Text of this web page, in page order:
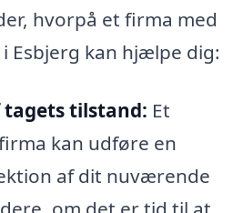
hvorpå et firma med
Esbjerg kan hjælpe dig:
tilstand: Et
kan udføre en
af dit nuværende